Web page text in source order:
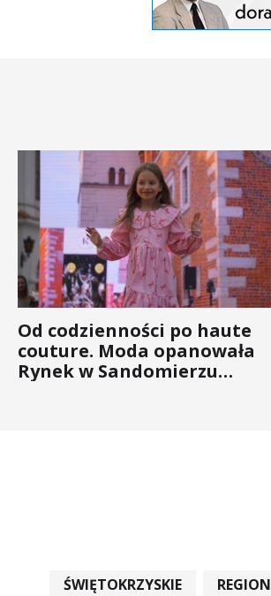
Od codzienności po haute
couture. Moda opanowała
Rynek w Sandomierzu
ŚWIĘTOKRZYSKIE REGION